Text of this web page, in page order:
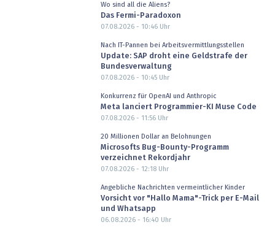
Wo sind all die Aliens?
Das Fermi-Paradoxon
07.08.2026 - 10:46Uhr
Nach IT-Pannen bei Arbeitsvermittlungsstellen
Update: SAP droht eine Geldstrafe der
Bundesverwaltung
07.08.2026 - 10:45Uhr
Konkurrenz für OpenAI und Anthropic
Meta lanciert Programmier-KI Muse Code
07.08.2026 - 11:56Uhr
20 Millionen Dollar an Belohnungen
Microsofts Bug-Bounty-Programm
verzeichnet Rekordjahr
07.08.2026 - 12:18Uhr
Angebliche Nachrichten vermeintlicher Kinder
Vorsicht vor "Hallo Mama"-Trick per E-Mail
und Whatsapp
06.08.2026 - 16:40 Uhr